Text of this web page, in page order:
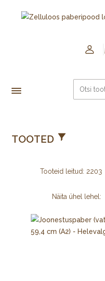
TOOTED
Tooteid leitud: 2203
Näita ühel lehel: